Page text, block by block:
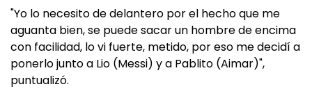
"Yo lo necesito de delantero por el hecho que me
aguanta bien, se puede sacar un hombre de encima
con facilidad, lo vi fuerte, metido, por eso me decidí a
ponerlo junto a Lio (Messi) y a Pablito (Aimar)",
puntualizó.